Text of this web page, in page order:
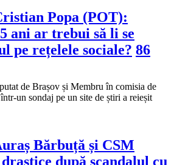
Popa (POT):
ani ar trebui să li se
pe rețelele sociale? 86
de Brașov și Membru în comisia de
un sondaj pe un site de știri a reieșit
Bărbuță și CSM
după scandalul cu